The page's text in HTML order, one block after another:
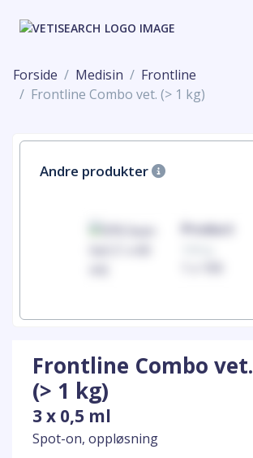
Forside Medisin
Frontline
Frontline Combo vet. (> 1 kg)
Andre produkter
Product
Frontline Combo vet.
(> 1 kg)
3 x 0,5 ml
Spot-on, oppløsning